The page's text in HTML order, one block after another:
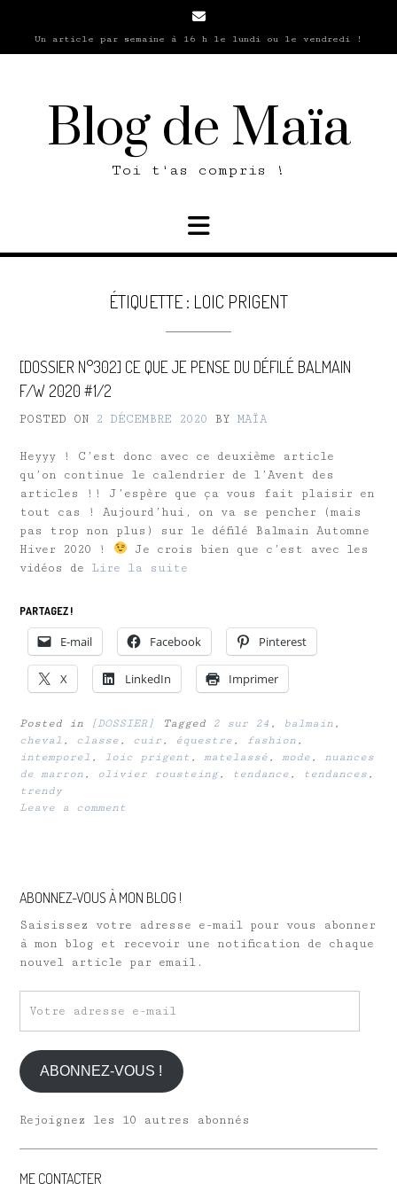
contentUn article par semaine à 16 h le lundi ou le vendredi !
Blog de Maïa
Toi t'as compris !
ÉTIQUETTE : LOIC PRIGENT
[DOSSIER N°302] CE QUE JE PENSE DU DÉFILÉ BALMAIN
F/W 2020 #1/2
POSTED ON 2 DÉCEMBRE 2020 BY MAÏA
Heyyy ! C’est donc avec ce deuxième article
qu’on continue le calendrier de l’Avent des
articles !! J’espère que ça vous fait plaisir en
tout cas ! Aujourd’hui, on va se pencher (mais
pas trop non plus) sur le défilé Balmain Automne
Hiver 2020 !
Je crois bien que c’est avec les
vidéos de Lire la suite
PARTAGEZ !
E-mail Facebook Pinterest
X LinkedIn Imprimer
Posted in [DOSSIER] Tagged 2 sur 24 , balmain ,
cheval , classe , cuir , équestre , fashion ,
intemporel , loic prigent , matelassé , mode , nuances
de marron , olivier rousteing, tendance , tendances ,
trendy
Leave a comment
ABONNEZ-VOUS À MON BLOG !
Saisissez votre adresse e-mail pour vous abonner
à mon blog et recevoir une notification de chaque
nouvel article par email.
adresse
e-
mail
ABONNEZ-VOUS !
Rejoignez les 10 autres abonnés
ME CONTACTER